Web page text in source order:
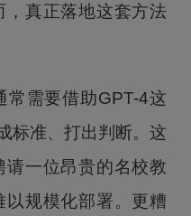
，真正落地这套方法
常需要借助GPT-4这
标准、打出判断。这
一位昂贵的名校教
规模化部署。更糟